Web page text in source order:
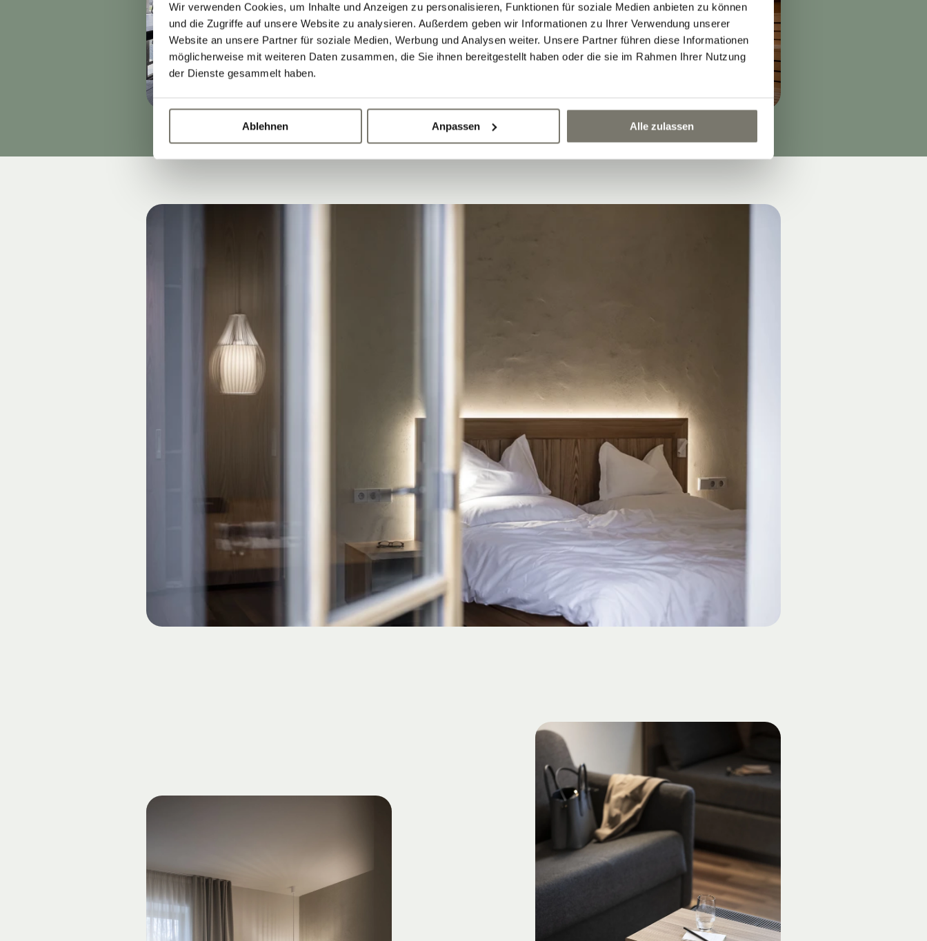
Wir verwenden Cookies, um Inhalte und Anzeigen zu personalisieren, Funktionen für soziale Medien anbieten zu können
und die Zugriffe auf unsere Website zu analysieren. Außerdem geben wir Informationen zu Ihrer Verwendung unserer
Website an unsere Partner für soziale Medien, Werbung und Analysen weiter. Unsere Partner führen diese Informationen
möglicherweise mit weiteren Daten zusammen, die Sie ihnen bereitgestellt haben oder die sie im Rahmen Ihrer Nutzung
der Dienste gesammelt haben.
Ablehnen Anpassen Alle zulassen